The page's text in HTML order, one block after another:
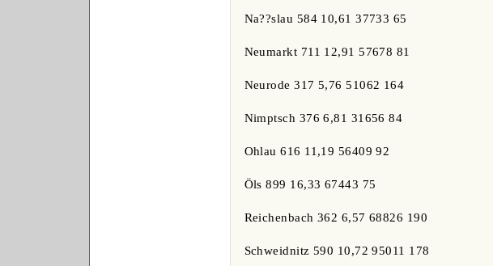
Na??slau 584 10,61 37733 65
Neumarkt 711 12,91 57678 81
Neurode 317 5,76 51062 164
Nimptsch 376 6,81 31656 84
Ohlau 616 11,19 56409 92
Öls 899 16,33 67443 75
Reichenbach 362 6,57 68826 190
Schweidnitz 590 10,72 95011 178